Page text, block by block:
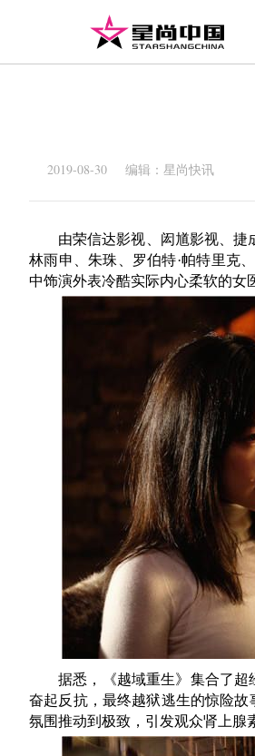
2019-08-30 编辑：星尚快讯
由荣信达影视、闳馗影视、捷
林雨申、朱珠、罗伯特·帕特里克
中饰演外表冷酷实际内心柔软的女
据悉，《越域重生》 集合了超
奋起反抗，最终越狱逃生的惊险故
氛围推动到极致，引发观众肾上腺